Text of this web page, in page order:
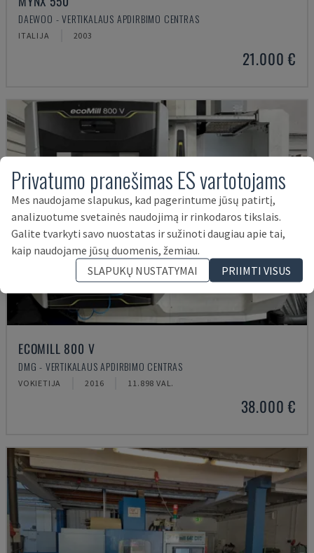
DAEWOO - VERTIKALAUS APDIRBIMO CENTRAS
ITALIJA 2003
21.000 €
ECOMILL 800 V
DMG - VERTIKALAUS APDIRBIMO CENTRAS
VOKIETIJA 2016 11.898 VAL.
38.000 €
Privatumo pranešimas ES vartotojams
Mes naudojame slapukus, kad pagerintume jūsų patirtį,
analizuotume svetainės naudojimą ir rinkodaros tikslais.
Galite tvarkyti savo nuostatas ir sužinoti daugiau apie tai,
kaip naudojame jūsų duomenis, žemiau.
SLAPUKŲ NUSTATYMAI
PRIIMTI VISUS